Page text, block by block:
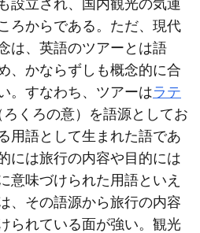
設立され、国内観光の気運
ろからである。ただ、現代
は、英語のツアーとは語
、かならずしも概念的に合
。すなわち、ツアーはラテ
ろくろの意）を語源としてお
用語として生まれた語であ
には旅行の内容や目的には
意味づけられた用語といえ
、その語源から旅行の内容
られている面が強い。観光